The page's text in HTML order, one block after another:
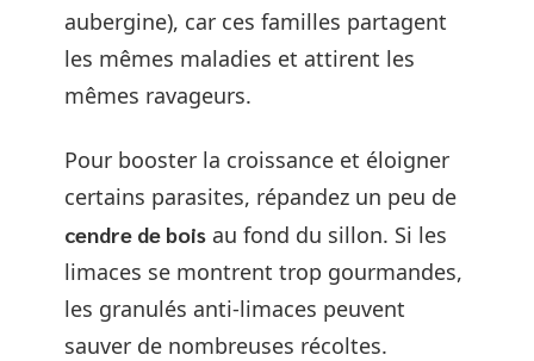
aubergine), car ces familles partagent
les mêmes maladies et attirent les
mêmes ravageurs.
Pour booster la croissance et éloigner
certains parasites, répandez un peu de
cendre de bois au fond du sillon. Si les
limaces se montrent trop gourmandes,
les granulés anti-limaces peuvent
sauver de nombreuses récoltes.